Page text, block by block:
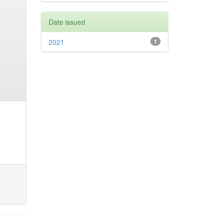
Date issued
1
2021